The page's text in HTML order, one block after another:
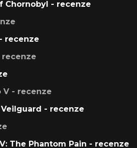
Chornobyl - recenze
recenze
recenze
V - recenze
- recenze
The Phantom Pain - recenze